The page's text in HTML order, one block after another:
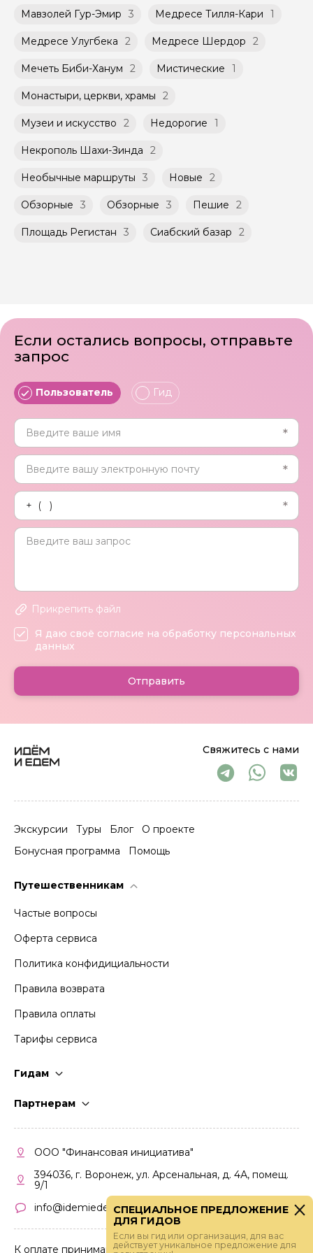
заключенного между Организатором и
к Оферте Сервиса.
Способы оплаты на сайте: Картой
российского банка можно оплатить любую
условиях, что и групповые, но с количество
участников ограничено (группа может быть
Мавзолей Гур-Эмир 3 Медресе Тилля-Кари 1
Медресе Улугбека 2 Медресе Шердор 2
Мечеть Биби-Ханум 2 Мистические 1
Монастыри, церкви, храмы 2
Музеи и искусство 2 Недорогие 1
Некрополь Шахи-Зинда 2
Необычные маршруты 3 Новые 2
Обзорные 3 Обзорные 3 Пешие 2
Площадь Регистан 3 Сиабский базар 2
Свяжитесь с нами
Экскурсии Туры Блог
О проекте
Бонусная программа
Помощь
Путешественникам
Частые вопросы
Оферта сервиса
Политика конфидициальности
Правила возврата
Правила оплаты
Тарифы сервиса
Гидам
Партнерам
Кабинет партнера
Правила участия
ООО "Финансовая инициатива"
394036, г. Воронеж, ул. Арсенальная, д. 4А, помещ.
9/1
info@idemiedem.ru
К оплате принимаются карты
Если остались вопросы, отправьте
запрос
Пользователь Гид
Прикрепить файл
Я даю своё согласие на обработку персональных
данных
Отправить
СПЕЦИАЛЬНОЕ ПРЕДЛОЖЕНИЕ
ДЛЯ ГИДОВ
Если вы гид или организация, для вас
действует уникальное предложение для